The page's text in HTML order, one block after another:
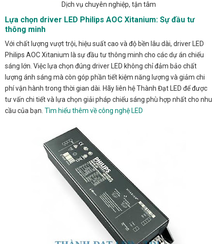
Dịch vụ chuyên nghiệp, tận tâm
Lựa chọn driver LED Philips AOC Xitanium: Sự đầu tư
thông minh
Với chất lượng vượt trội, hiệu suất cao và độ bền lâu dài, driver LED
Philips AOC Xitanium là sự đầu tư thông minh cho các dự án chiếu
sáng lớn. Việc lựa chọn đúng driver LED không chỉ đảm bảo chất
lượng ánh sáng mà còn góp phần tiết kiệm năng lượng và giảm chi
phí vận hành trong thời gian dài. Hãy liên hệ Thành Đạt LED để được
tư vấn chi tiết và lựa chọn giải pháp chiếu sáng phù hợp nhất cho nhu
cầu của bạn. Tìm hiểu thêm về công nghệ LED